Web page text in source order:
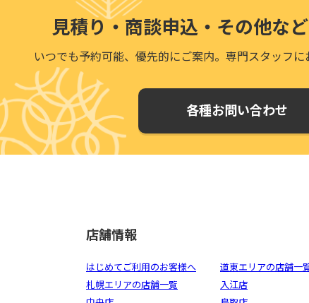
見積り・商談申込・その他など
いつでも予約可能、優先的にご案内。 専門スタッフに
各種お問い合わせ
店舗情報
はじめてご利用のお客様へ
札幌エリアの店舗一覧
道東エリアの店舗一
入江店